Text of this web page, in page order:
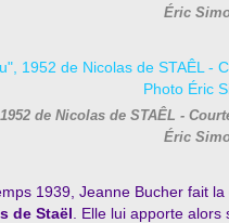
Éric
de Nicolas de STAÊL -
Éric
1939, Jeanne Bucher fait
de Staël . Elle lui apporte